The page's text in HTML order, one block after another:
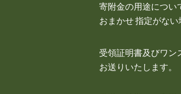
寄附金の用途につい
おまかせ 指定がな
受領証明書及びワン
お送りいたします。